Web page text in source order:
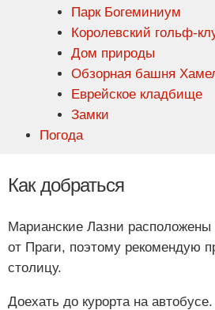
Парк Богеминиум
Королевский гольф-
Дом природы
Обзорная башня
Еврейское кладбище
Замки
Погода
Как добраться
Марианские Лазни
от Праги, поэтому рекомендую
столицу.
Доехать до курорта на автобусе.